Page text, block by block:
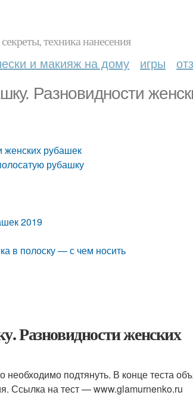
техника нанесения
и макияж на дому игры
Разновидности
женских рубашек
рубашку
2019
в полоску — с чем носить
Разновидности женских
необходимо подтянуть. В конце теста
Ссылка на тест — www.glamurnenko.ru